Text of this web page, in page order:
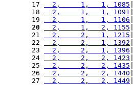
17
  2,     1,   1, 1085
18
  2,     1,   1, 1091
19
  2,     1,   1, 1106
20
  2,     1,   2, 1155
21
  2,     2,   1, 1215
22
  2,     2,   1, 1392
23
  2,     2,   1, 1396
24
  2,     2,   2, 1423
25
  2,     2,   2, 1435
26
  2,     2,   2, 1440
27
  2,     2,   2, 1449